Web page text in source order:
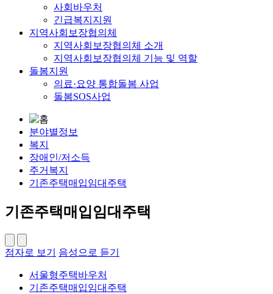
사회바우처
긴급복지지원
지역사회보장협의체
지역사회보장협의체 소개
지역사회보장협의체 기능 및 역할
돌봄지원
의료·요양 통합돌봄 사업
돌봄SOS사업
분야별정보
복지
장애인/저소득
주거복지
기존주택매입임대주택
기존주택매입임대주택
점자로 보기 음성으로 듣기
서울형주택바우처
기존주택매입임대주택